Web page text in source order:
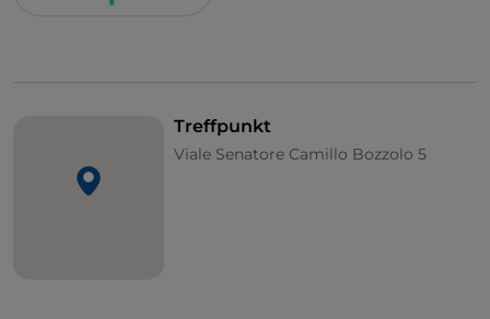
Treffpunkt
Viale Senatore Camillo Bozzolo 5